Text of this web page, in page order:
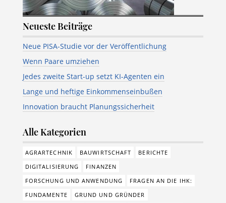
Neueste Beiträge
Neue PISA-Studie vor der Veröffentlichung
Wenn Paare umziehen
Jedes zweite Start-up setzt KI-Agenten ein
Lange und heftige Einkommenseinbußen
Innovation braucht Planungssicherheit
Alle Kategorien
AGRARTECHNIK BAUWIRTSCHAFT
BERICHTE
DIGITALISIERUNG
FINANZEN
FORSCHUNG UND ANWENDUNG
FRAGEN AN DIE IHK:
FUNDAMENTE
GRUND UND GRÜNDER